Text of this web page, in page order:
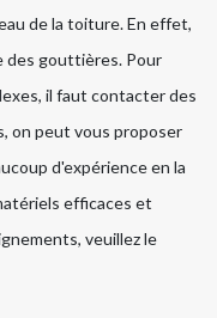
de la toiture. En effet,
des gouttières. Pour
il faut contacter des
on peut vous proposer
d'expérience en la
efficaces et
veuillez le